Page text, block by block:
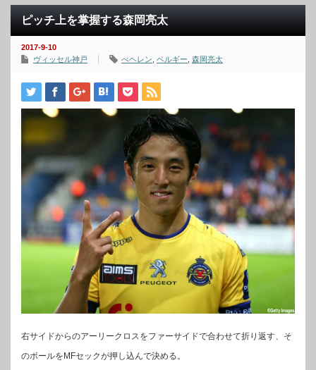
ピッチ上を掌握する森岡亮太
2017-9-10
ヴィッセル神戸
べヘレン ベルギー 森岡亮太
右サイドからのアーリークロスをファーサイドで合わせて折り返す、そ
のボールをMFセックが押し込んで決める。